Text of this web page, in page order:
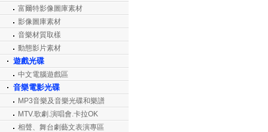
富爾特影像圖庫素材
影像圖庫素材
音樂材質取樣
動態影片素材
遊戲光碟
中文電腦遊戲區
音樂電影光碟
MP3音樂及音樂光碟和樂譜
MTV.歌劇.演唱會.卡拉OK
相聲、舞台劇藝文表演專區